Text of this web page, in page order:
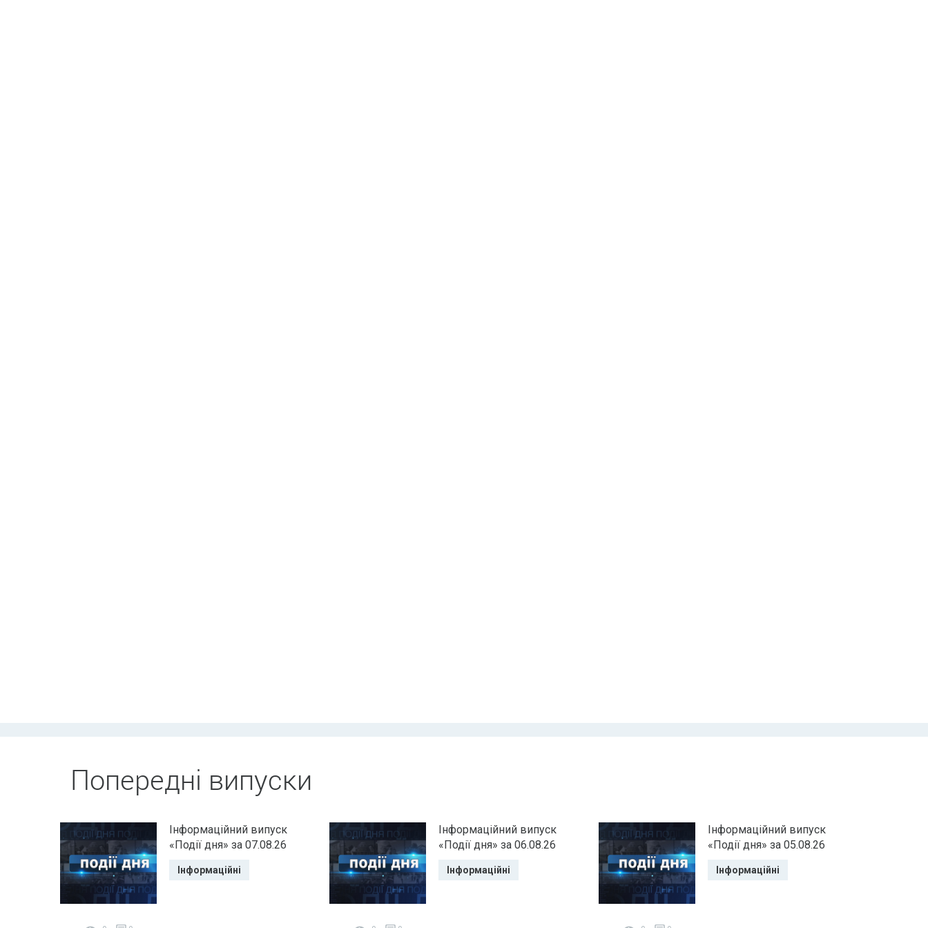
Попередні випуски
Інформаційний випуск
«Події дня» за 07.08.26
Інформаційні
Інформаційний випуск
«Події дня» за 06.08.26
Інформаційні
Інформаційний випуск
«Події дня» за 05.08.26
Інформаційні